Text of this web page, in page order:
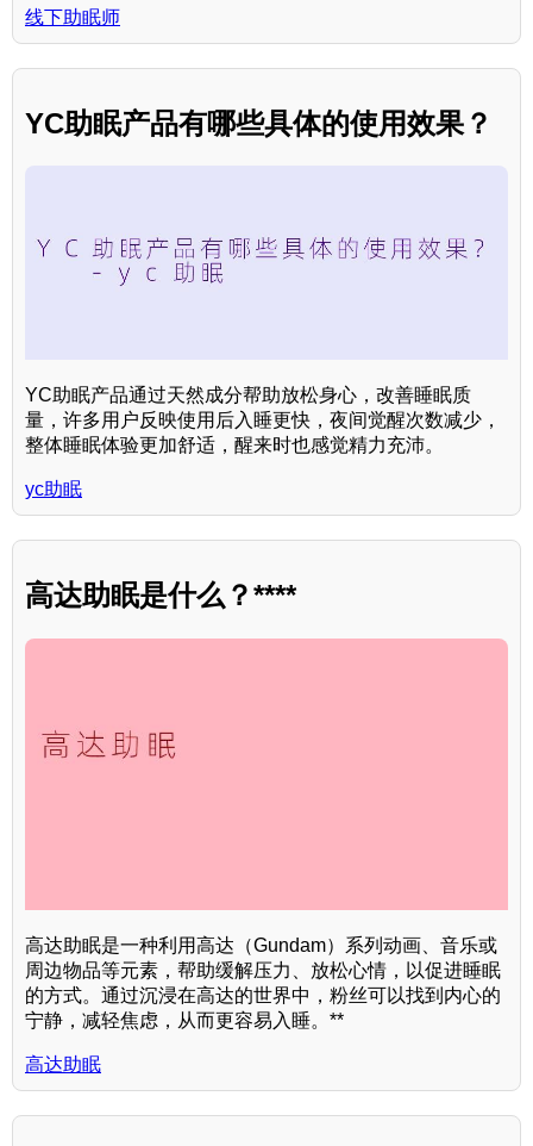
线下助眠师
YC助眠产品有哪些具体的使用效果？
YC助眠产品通过天然成分帮助放松身心，改善睡眠质
量，许多用户反映使用后入睡更快，夜间觉醒次数减少，
整体睡眠体验更加舒适，醒来时也感觉精力充沛。
yc助眠
高达助眠是什么？****
高达助眠是一种利用高达（Gundam）系列动画、音乐或
周边物品等元素，帮助缓解压力、放松心情，以促进睡眠
的方式。通过沉浸在高达的世界中，粉丝可以找到内心的
宁静，减轻焦虑，从而更容易入睡。**
高达助眠